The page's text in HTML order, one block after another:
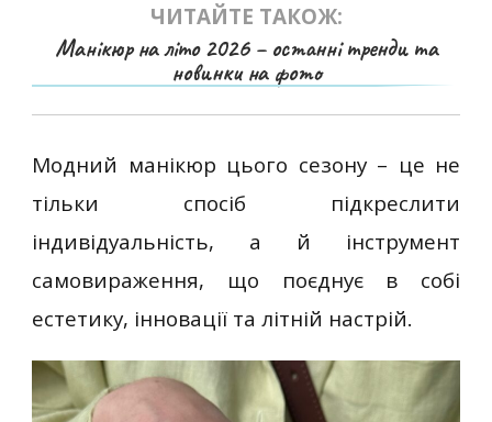
ЧИТАЙТЕ ТАКОЖ:
Манікюр на літо 2026 – останні тренди та
новинки на фото
Модний манікюр цього сезону – це не
тільки спосіб підкреслити
індивідуальність, а й інструмент
самовираження, що поєднує в собі
естетику, інновації та літній настрій.